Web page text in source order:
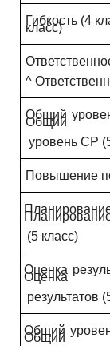
Гибкость (4
класс)
^
Общий
Общий
уровень СР
Повышение
(5 класс)
Оценка
Оценка
результатов
Общий
Общий